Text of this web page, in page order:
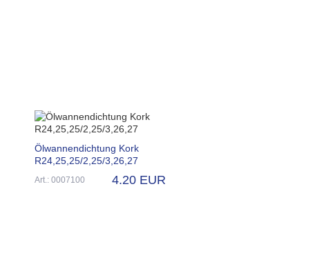
Ölwannendichtung Kork
R24,25,25/2,25/3,26,27
Art.: 0007100 4.20 EUR